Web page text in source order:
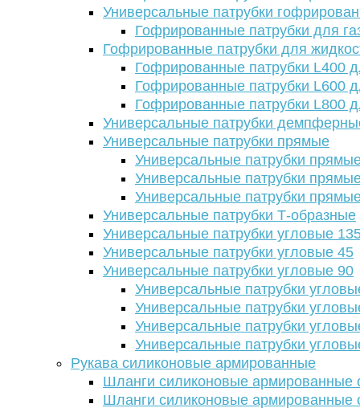
Универсальные патрубки
Гофрированные патрубки для
Гофрированные патрубки для
Гофрированные патрубки L400
Гофрированные патрубки L600
Гофрированные патрубки L800
Универсальные патрубки
Универсальные патрубки прямые
Универсальные патрубки
Универсальные патрубки
Универсальные патрубки
Универсальные патрубки Т-образные
Универсальные патрубки угловые
Универсальные патрубки угловые 45
Универсальные патрубки угловые 90
Универсальные патрубки
Универсальные патрубки
Универсальные патрубки
Универсальные патрубки
Рукава силиконовые армированные
Шланги силиконовые армированные
Шланги силиконовые армированные